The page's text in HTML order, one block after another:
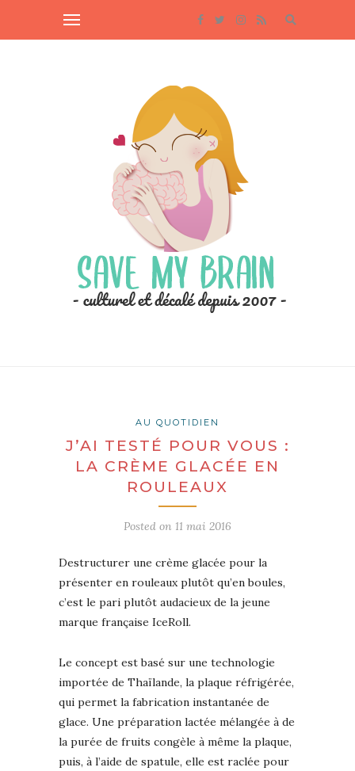
AU QUOTIDIEN
J’AI TESTÉ POUR VOUS :
LA CRÈME GLACÉE EN
ROULEAUX
Posted on 11 mai 2016
Destructurer une crème glacée pour la
présenter en rouleaux plutôt qu’en boules,
c’est le pari plutôt audacieux de la jeune
marque française IceRoll.
Le concept est basé sur une technologie
importée de Thaïlande, la plaque réfrigérée,
qui permet la fabrication instantanée de
glace. Une préparation lactée mélangée à de
la purée de fruits congèle à même la plaque,
puis, à l’aide de spatule, elle est raclée pour